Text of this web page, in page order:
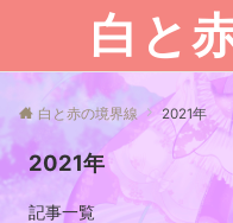
白と
白と赤の境界線 2021年
2021年
記事一覧